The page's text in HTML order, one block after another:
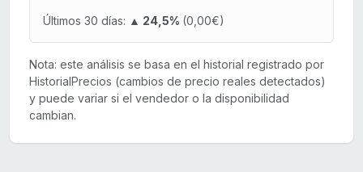
Últimos 30 días: ▲ 24,5% (0,00€)
Nota: este análisis se basa en el historial registrado por
HistorialPrecios (cambios de precio reales detectados)
y puede variar si el vendedor o la disponibilidad
cambian.